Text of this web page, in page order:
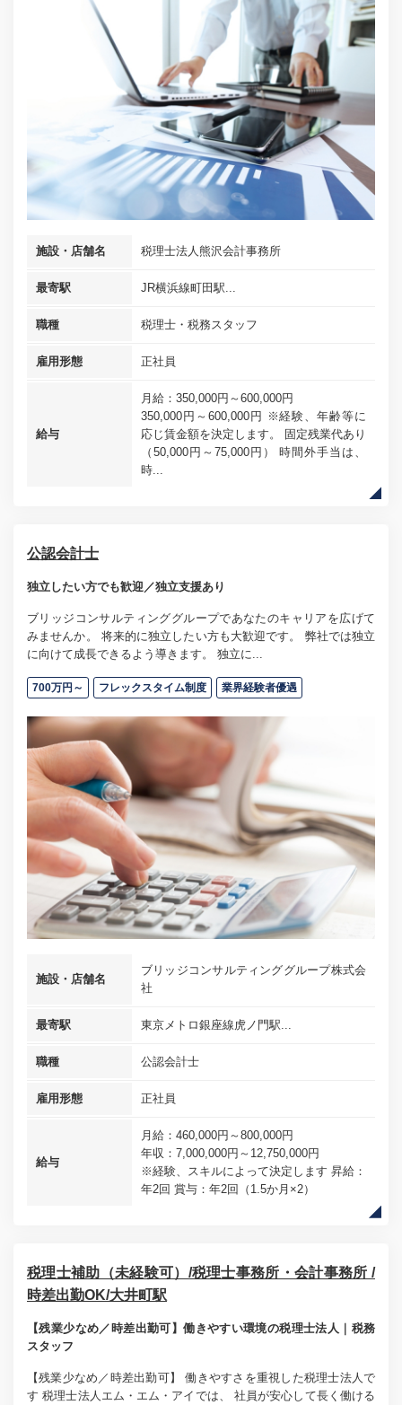
施設・店舗名 税理士法人熊沢会計事務所
最寄駅 JR横浜線町田駅...
職種 税理士・税務スタッフ
雇用形態 正社員
給与
月給：350,000円～600,000円
350,000円～600,000円 ※経験、年齢等に
応じ賃金額を決定します。 固定残業代あり
（50,000円～75,000円） 時間外手当は、
時...
公認会計士
独立したい方でも歓迎／独立支援あり
ブリッジコンサルティンググループであなたのキャリアを広げて
みませんか。 将来的に独立したい方も大歓迎です。 弊社では独立
に向けて成長できるよう導きます。 独立に...
700万円～ フレックスタイム制度 業界経験者優遇
施設・店舗名
ブリッジコンサルティンググループ株式会
社
最寄駅 東京メトロ銀座線虎ノ門駅...
職種 公認会計士
雇用形態 正社員
給与
月給：460,000円～800,000円
年収：7,000,000円～12,750,000円
※経験、スキルによって決定します 昇給：
年2回 賞与：年2回（1.5か月×2）
税理士補助（未経験可）/税理士事務所・会計事務所 /
時差出勤OK/大井町駅
【残業少なめ／時差出勤可】働きやすい環境の税理士法人｜税務
スタッフ
【残業少なめ／時差出勤可】 働きやすさを重視した税理士法人で
す 税理士法人エム・エム・アイでは、 社員が安心して長く働ける